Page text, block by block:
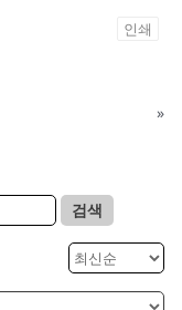
인쇄
»
검색